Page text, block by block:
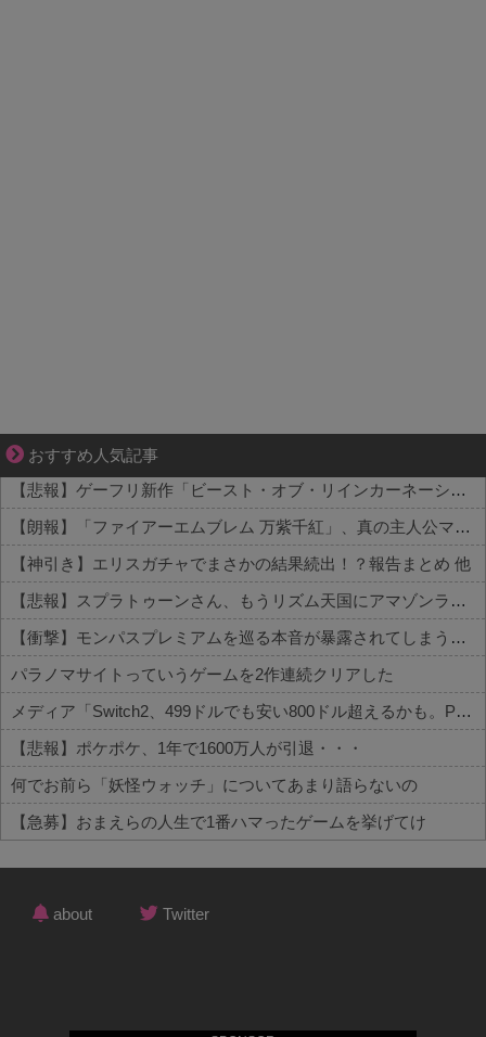
おすすめ人気記事
恋は疑惑に染まり、狂気へ変わる
【悲報】ゲーフリ新作「ビースト・オブ・リインカーネーション」、老舗レビューサイトからボロクソ言われてしまう 他
【朗報】「ファイアーエムブレム 万紫千紅」、真の主人公マイユニはキャラメイク可能ｗｗ 他
【神引き】エリスガチャでまさかの結果続出！？報告まとめ 他
【悲報】スプラトゥーンさん、もうリズム天国にアマゾンランキングで敗北wwwwwwwww 他
【衝撃】モンパスプレミアムを巡る本音が暴露されてしまうｗｗｗ 他
パラノマサイトっていうゲームを2作連続クリアした
メディア「Switch2、499ドルでも安い800ドル超えるかも。PS5は直近での値上げ可能性低い」
【悲報】ポケポケ、1年で1600万人が引退・・・
何でお前ら「妖怪ウォッチ」についてあまり語らないの
【急募】おまえらの人生で1番ハマったゲームを挙げてけ
Powered by livedoor 相互RSS
about Twitter